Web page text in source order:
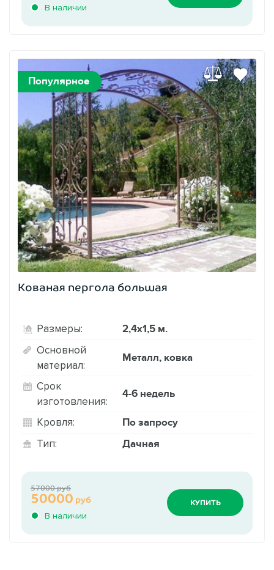
В наличии
Популярное
Кованая пергола большая
Размеры: 2,4х1,5 м.
Основной
материал:
Металл, ковка
Срок
изготовления:
4-6 недель
Кровля: По запросу
Тип: Дачная
В наличии
50000 руб
57000 руб
КУПИТЬ